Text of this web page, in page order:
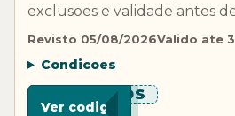
exclusoes e validade antes
Revisto 05/08/2026Valido ate
Condicoes
***IDS
Ver codigo